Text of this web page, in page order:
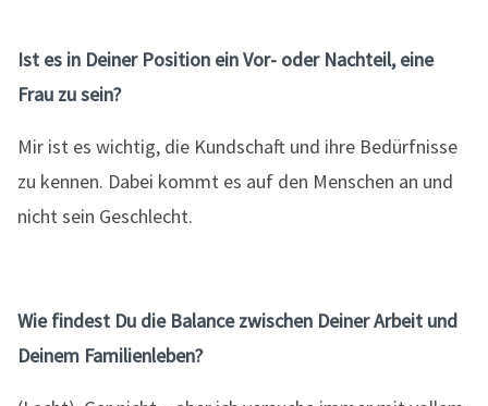
Ist es in Deiner Position ein Vor- oder Nachteil, eine
Frau zu sein?
Mir ist es wichtig, die Kundschaft und ihre Bedürfnisse
zu kennen. Dabei kommt es auf den Menschen an und
nicht sein Geschlecht.
Wie findest Du die Balance zwischen Deiner Arbeit und
Deinem Familienleben?